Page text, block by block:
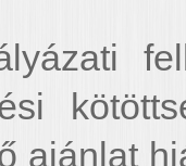
ajánlat